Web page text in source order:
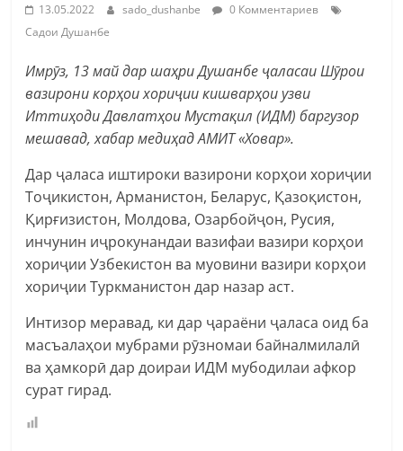
13.05.2022 sado_dushanbe
0 Комментариев
Садои Душанбе
Имрӯз, 13 май дар шаҳри Душанбе ҷаласаи Шӯрои
вазирони корҳои хориҷии кишварҳои узви
Иттиҳоди Давлатҳои Мустақил (ИДМ) баргузор
мешавад, хабар медиҳад АМИТ «Ховар».
Дар ҷаласа иштироки вазирони корҳои хориҷии
Тоҷикистон, Арманистон, Беларус, Қазоқистон,
Қирғизистон, Молдова, Озарбойҷон, Русия,
инчунин иҷрокунандаи вазифаи вазири корҳои
хориҷии Узбекистон ва муовини вазири корҳои
хориҷии Туркманистон дар назар аст.
Интизор меравад, ки дар ҷараёни ҷаласа оид ба
масъалаҳои мубрами рӯзномаи байналмилалӣ
ва ҳамкорӣ дар доираи ИДМ мубодилаи афкор
сурат гирад.